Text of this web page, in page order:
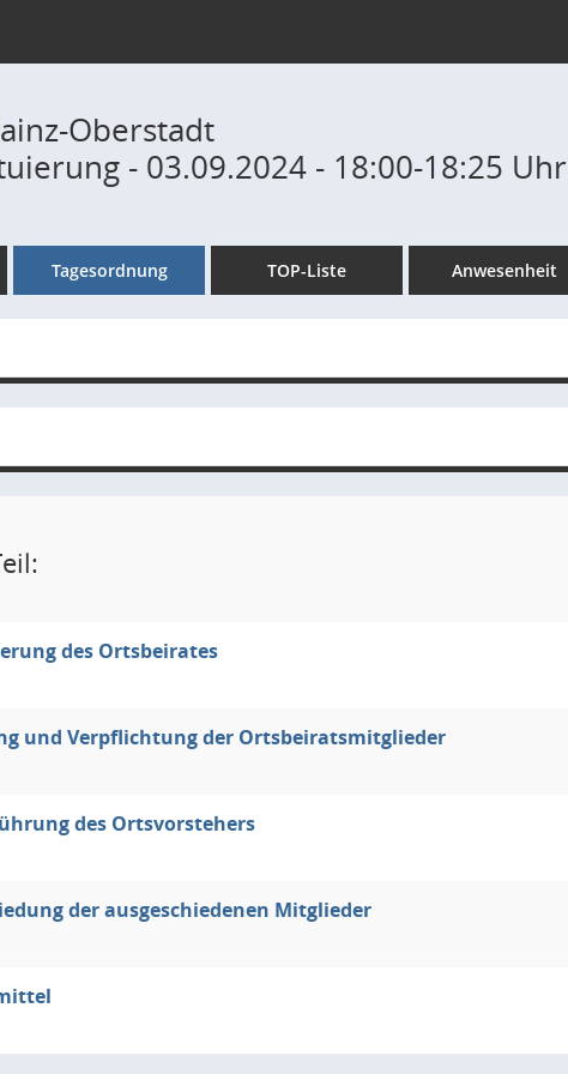
Oberstadt
- 03.09.2024 - 18:00-18:25 Uhr
Tagesordnung TOP-Liste Anwesenheit
des Ortsbeirates
und Verpflichtung der Ortsbeiratsmitglieder
des Ortsvorstehers
der ausgeschiedenen Mitglieder